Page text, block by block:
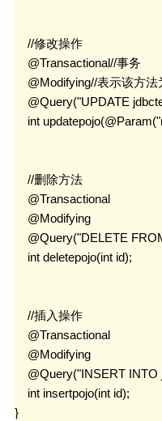
    //修改操作
    @Transactional//事务
@Modifying//表示该方
@Query("UPDATE
int
    //删除方法
    @Transactional
    @Modifying
@Query("DELETE FROM
    int deletepojo(int id);
    //插入操作
    @Transactional
    @Modifying
@Query("INSERT INTO
    int insertpojo(int id);
}